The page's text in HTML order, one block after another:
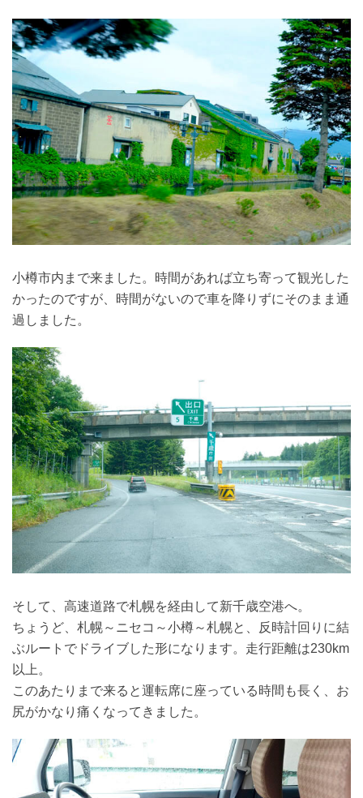
小樽市内まで来ました。時間があれば立ち寄って観光した
かったのですが、時間がないので車を降りずにそのまま通
過しました。
そして、高速道路で札幌を経由して新千歳空港へ。
ちょうど、札幌～ニセコ～小樽～札幌と、反時計回りに結
ぶルートでドライブした形になります。走行距離は230km
以上。
このあたりまで来ると運転席に座っている時間も長く、お
尻がかなり痛くなってきました。